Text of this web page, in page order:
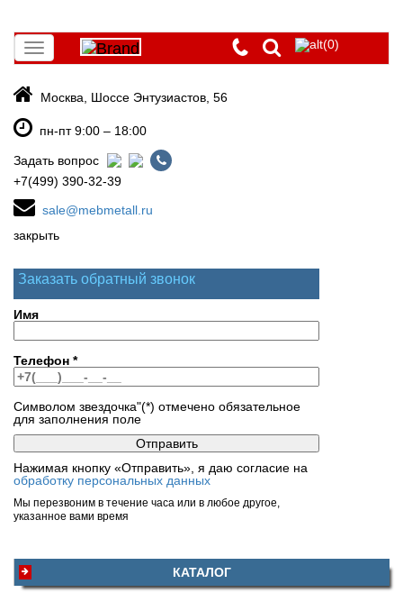
Toggle
navigation
(0)
Москва, Шоссе Энтузиастов, 56
пн-пт 9:00 – 18:00
Задать вопрос
+7(499) 390-32-39
sale@mebmetall.ru
закрыть
Заказать обратный звонок
Имя
Телефон *
Символом звездочка"(*) отмечено обязательное
для заполнения поле
Нажимая кнопку «Отправить», я даю согласие на
обработку персональных данных
Мы перезвоним в течение часа или в любое другое,
указанное вами время
КАТАЛОГ